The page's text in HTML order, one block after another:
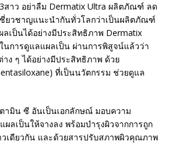
สาว อย่าลืม Dermatix Ultra ผลิตภัณฑ์ ลด
ชี่ยวชาญแนะนำกันทั่วโลกว่าเป็นผลิตภัณฑ์
เป็นได้อย่างมีประสิทธิภาพ Dermatix
นการดูแลแผลเป็น ผ่านการพิสูจน์แล้วว่า
ง ๆ ได้อย่างมีประสิทธิภาพ ด้วย
ที่เป็นนวัตกรรม ช่วยดูแล
ามิน ซี อันเป็นเอกลักษณ์ มอบความ
ผลเป็นให้จางลง พร้อมบำรุงผิวจากการถูก
วเดียวกัน และด้วยสารปรับสภาพผิวคุณภาพ